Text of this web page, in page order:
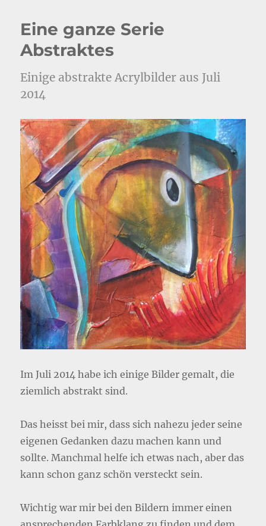
Eine ganze Serie
Abstraktes
Einige abstrakte Acrylbilder aus Juli
2014
Im Juli 2014 habe ich einige Bilder gemalt, die
ziemlich abstrakt sind.
Das heisst bei mir, dass sich nahezu jeder seine
eigenen Gedanken dazu machen kann und
sollte. Manchmal helfe ich etwas nach, aber das
kann schon ganz schön versteckt sein.
Wichtig war mir bei den Bildern immer einen